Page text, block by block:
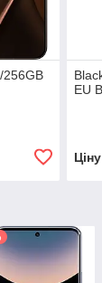
256GB
EU